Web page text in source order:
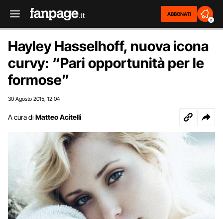
ABBONATI
2
Hayley Hasselhoff, nuova icona
curvy: “Pari opportunità per le
formose”
30 Agosto 2015 12:04
A cura di Matteo Acitelli